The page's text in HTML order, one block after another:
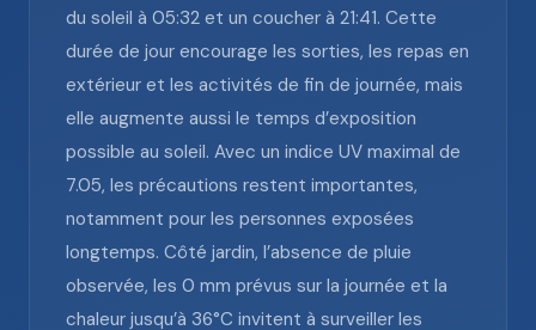
du soleil à 05:32 et un coucher à 21:41. Cette
durée de jour encourage les sorties, les repas en
extérieur et les activités de fin de journée, mais
elle augmente aussi le temps d’exposition
possible au soleil. Avec un indice UV maximal de
7.05, les précautions restent importantes,
notamment pour les personnes exposées
longtemps. Côté jardin, l’absence de pluie
observée, les 0 mm prévus sur la journée et la
chaleur jusqu’à 36°C invitent à surveiller les